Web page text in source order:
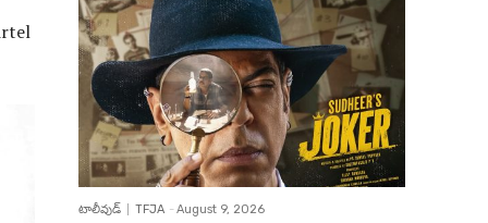
టాలీవుడ్ TFJA - August 9, 2026